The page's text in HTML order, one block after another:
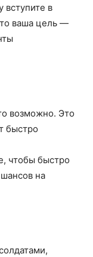
вступите в
ваша цель —
возможно. Это
быстро
чтобы быстро
на